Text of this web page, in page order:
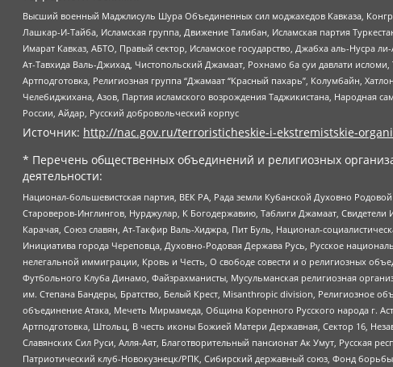
Высший военный Маджлисуль Шура Объединенных сил моджахедов Кавказа,
Лашкар-И-Тайба, Исламская группа, Движение Талибан, Исламская партия
Имарат Кавказ, АБТО, Правый сектор, Исламское государство, Джабха аль-
Ат-Тавхида Валь-Джихад, Чистопольский Джамаат, Рохнамо ба суи давлати
Артподготовка, Религиозная группа “Джамаат “Красный пахарь”, Колумбайн,
Челебиджихана, Азов, Партия исламского возрождения Таджикистана, Народная
России, Айдар, Русский добровольческий корпус
Источник: http://nac.gov.ru/terroristicheskie-i-ekstremistskie-
* Перечень общественных объединений и религиозных
деятельности:
Национал-большевистская партия, ВЕК РА, Рада земли Кубанской Духовно
Староверов-Инглингов, Нурджулар, К Богодержавию, Таблиги Джамаат,
Карачая, Союз славян, Ат-Такфир Валь-Хиджра, Пит Буль, Национал-
Инициатива города Череповца, Духовно-Родовая Держава Русь, Русское
нелегальной иммиграции, Кровь и Честь, О свободе совести и о религиозных
Футбольного Клуба Динамо, Файзрахманисты, Мусульманская религиозная
им. Степана Бандеры, Братство, Белый Крест, Misanthropic division, Религиозное
объединение Атака, Мечеть Мирмамеда, Община Коренного Русского народа г.
Артподготовка, Штольц, В честь иконы Божией Матери Державная, Сектор 16,
Славянских Сил Руси, Алля-Аят, Благотворительный пансионат Ак Умут, Русская
Патриотический клуб-Новокузнецк/РПК, Сибирский державный союз, Фонд